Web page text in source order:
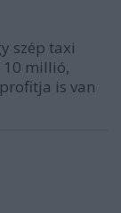
szép taxi
10 millió,
is van